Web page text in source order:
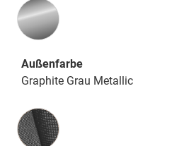
Außenfarbe
Graphite Grau Metallic
Innenausstattung